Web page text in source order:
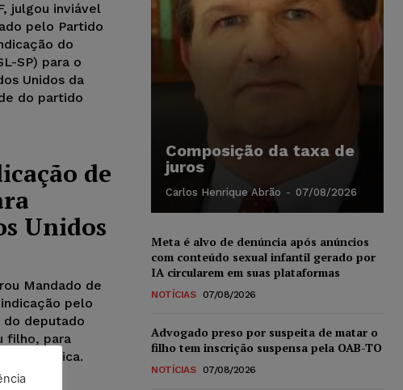
julgou inviável
pelo Partido
do
SP) para o
Unidos da
do partido
de
Unidos
Mandado de
pelo
do deputado
filho, para
da América.
Composição da taxa de
juros
Carlos Henrique Abrão - 07/08/2026
Meta é alvo de denúncia após anúncios
com conteúdo sexual infantil gerado por
IA circularem em suas plataformas
NOTÍCIAS 07/08/2026
Advogado preso por suspeita de matar o
filho tem inscrição suspensa pela OAB-TO
NOTÍCIAS 07/08/2026